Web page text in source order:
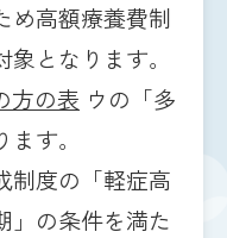
め高額療養費制
となります。
方の表 ウの「多
す。
制度の「軽症高
」の条件を満た